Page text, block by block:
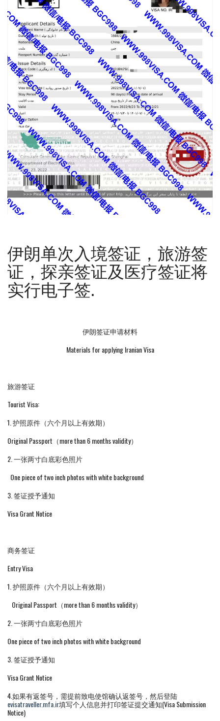
伊朗单次入境签证，旅游签
证，探亲签证及医疗签证将
实行电子签.
伊朗签证申请材料
Materials for applying Iranian Visa
旅游签证
Tourist Visa:
1. 护照原件（六个月以上有效期）
Original Passport（more than 6 months validity）
2. 一张两寸白底彩色照片
One piece of two inch photos with white background
3. 签证授予通知
Visa Grant Notice
商务签证
Entry Visa
1. 护照原件（六个月以上有效期）
Original Passport（more than 6 months validity）
2. 一张两寸白底彩色照片
One piece of two inch photos with white background
3. 签证授予通知
Visa Grant Notice
4.如果有返签号，需提前致电使馆确认返签号，然后登陆
evisatraveller.mfa.ir填写个人信息并打印签证提交通知(Visa Submission
Notice)